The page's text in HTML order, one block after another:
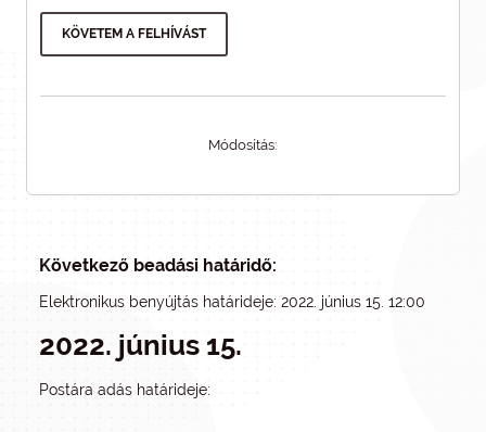
KÖVETEM A FELHÍVÁST
Módosítás:
Következő beadási határidő:
Elektronikus benyújtás határideje: 2022. június 15. 12:00
2022. június 15.
Postára adás határideje: